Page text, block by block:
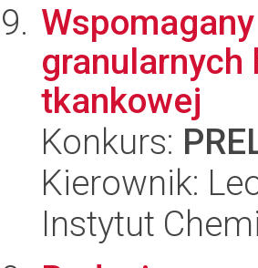
tkankowej
Konkurs:
Kierownik:
Instytut